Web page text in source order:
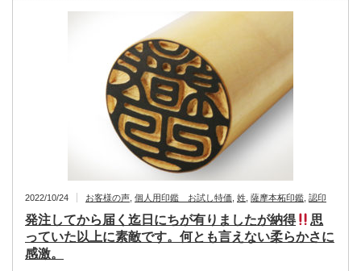
2022/10/24 お客様の声 個人用印鑑 お試し特価 姓 薩摩本柘印鑑 認印
発注してから届く迄日にちが有りましたが納得
思
っていた以上に素敵です。何とも言えない柔らかさに
感激。